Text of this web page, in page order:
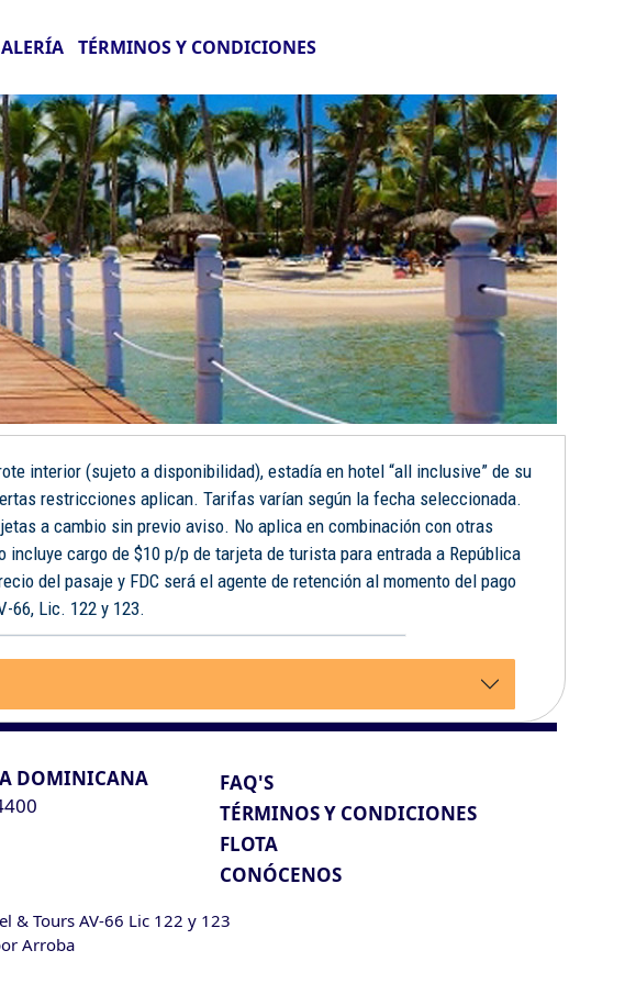
TÉRMINOS Y CONDICIONES
interior (sujeto a disponibilidad), estadía en hotel “all inclusive” de su
restricciones aplican. Tarifas varían según la fecha seleccionada.
a cambio sin previo aviso. No aplica en combinación con otras
cargo de $10 p/p de tarjeta de turista para entrada a República
del pasaje y FDC será el agente de retención al momento del pago
66, Lic. 122 y 123.
DOMINICANA
FAQ'S
TÉRMINOS Y CONDICIONES
FLOTA
CONÓCENOS
& Tours AV-66 Lic 122 y 123
Arroba